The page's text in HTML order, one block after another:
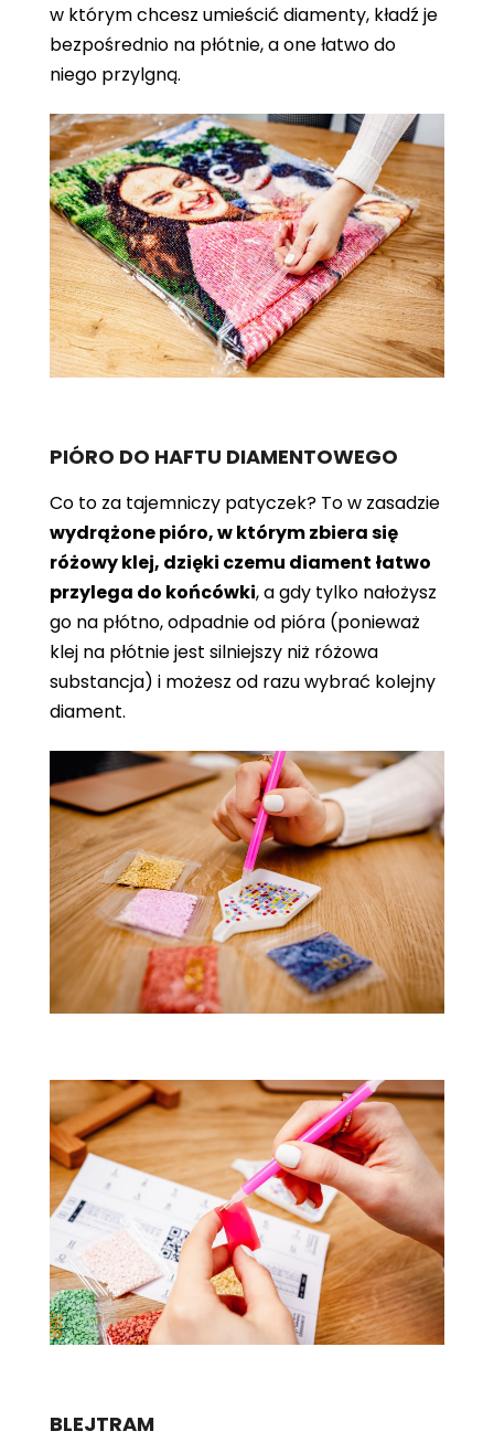
w którym chcesz umieścić diamenty, kładź je
bezpośrednio na płótnie, a one łatwo do
niego przylgną.
PIÓRO DO HAFTU DIAMENTOWEGO
Co to za tajemniczy patyczek? To w zasadzie
wydrążone pióro, w którym zbiera się
różowy klej, dzięki czemu diament łatwo
przylega do końcówki, a gdy tylko nałożysz
go na płótno, odpadnie od pióra (ponieważ
klej na płótnie jest silniejszy niż różowa
substancja) i możesz od razu wybrać kolejny
diament.
BLEJTRAM